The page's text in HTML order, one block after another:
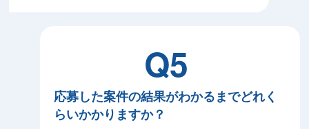
Q5
応募した案件の結果がわかるまでどれく
らいかかりますか？